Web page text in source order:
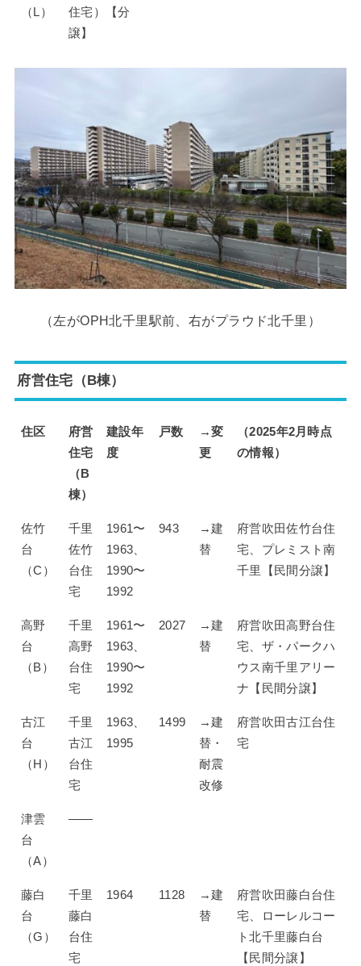
（L）
住宅）【分
譲】
（左がOPH北千里駅前、右がプラウド北千里）
府営住宅（B棟）
住区
府営
住宅
（B
棟）
建設年
度
戸数
→変
更
（2025年2月時点
の情報）
佐竹
台
（C）
千里
佐竹
台住
宅
1961〜
1963、
1990〜
1992
943
→建
替
府営吹田佐竹台住
宅、プレミスト南
千里【民間分譲】
高野
台
（B）
千里
高野
台住
宅
1961〜
1963、
1990〜
1992
2027
→建
替
府営吹田高野台住
宅、ザ・パークハ
ウス南千里アリー
ナ【民間分譲】
古江
台
（H）
千里
古江
台住
宅
1963、
1995
1499
→建
替・
耐震
改修
府営吹田古江台住
宅
津雲
台
（A）
——
藤白
台
（G）
千里
藤白
台住
宅
1964 1128
→建
替
府営吹田藤白台住
宅、ローレルコー
ト北千里藤白台
【民間分譲】